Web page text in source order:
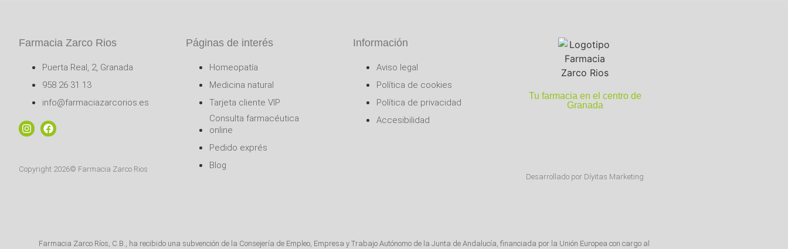
Farmacia Zarco Rios
Puerta Real, 2, Granada
958 26 31 13
info@farmaciazarcorios.es
Copyright 2026© Farmacia Zarco Rios
Páginas de interés
Homeopatía
Medicina natural
Tarjeta cliente VIP
Consulta farmacéutica
online
Pedido exprés
Blog
Información
Aviso legal
Política de cookies
Política de privacidad
Accesibilidad
Tu farmacia en el centro de
Granada
Desarrollado por Díyitas Marketing
Farmacia Zarco Ríos, C.B., ha recibido una subvención de la Consejería de Empleo, Empresa y Trabajo Autónomo de la Junta de Andalucía, financiada por la Unión Europea con cargo al